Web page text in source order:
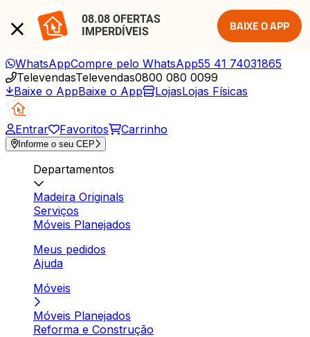
08.08 OFERTAS
IMPERDÍVEIS
BAIXE O APP
WhatsAppCompre pelo WhatsApp55 41 74031865
TelevendasTelevendas0800 080 0099
Baixe o AppBaixe o App LojasLojas Físicas
Entrar Favoritos Carrinho
Informe o seu CEP
Departamentos
Madeira Originals
Serviços
Móveis Planejados
Meus pedidos
Ajuda
Móveis
Móveis Planejados
Reforma e Construção